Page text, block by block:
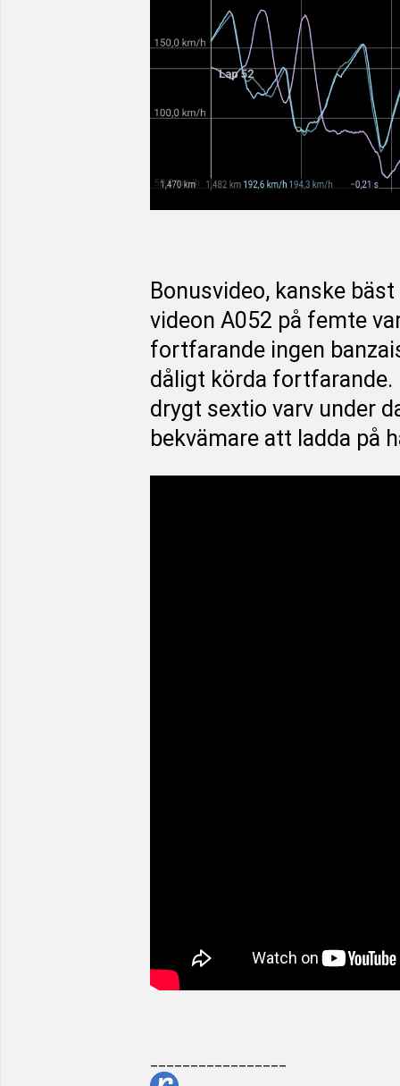
Bonusvideo, kanske
videon A052 på femte
fortfarande ingen
dåligt körda fortfarande.
drygt sextio varv under
bekvämare att ladda på